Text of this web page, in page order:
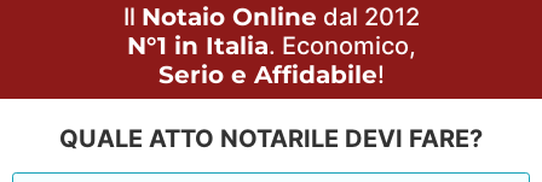
Il Notaio Online dal 2012
N°1 in Italia. Economico,
Serio e Affidabile!
QUALE ATTO NOTARILE DEVI FARE?